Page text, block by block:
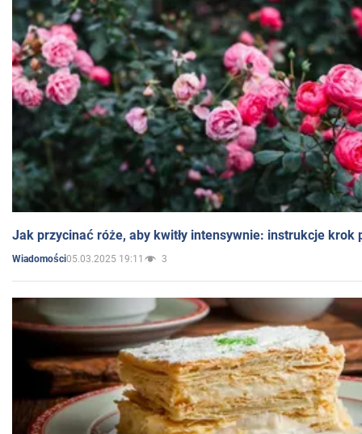
Jak przycinać róże, aby kwitły intensywnie: instrukcje krok
Wiadomości05.03.2025 19:11 3